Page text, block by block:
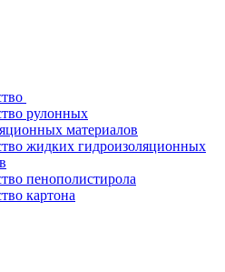
рулонных
материалов
жидких гидроизоляционных
пенополистирола
картона